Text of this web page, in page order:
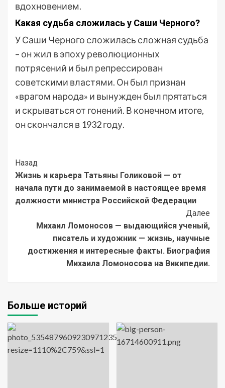
вдохновением.
Какая судьба сложилась у Саши Черного?
У Саши Черного сложилась сложная судьба
– он жил в эпоху революционных
потрясений и был репрессирован
советскими властями. Он был признан
«врагом народа» и вынужден был прятаться
и скрываться от гонений. В конечном итоге,
он скончался в 1932 году.
Post
Navigation
Назад
Жизнь и карьера Татьяны Голиковой — от
начала пути до занимаемой в настоящее время
должности министра Российской Федерации
Далее
Михаил Ломоносов — выдающийся ученый,
писатель и художник — жизнь, научные
достижения и интересные факты. Биография
Михаила Ломоносова на Википедии.
Больше историй